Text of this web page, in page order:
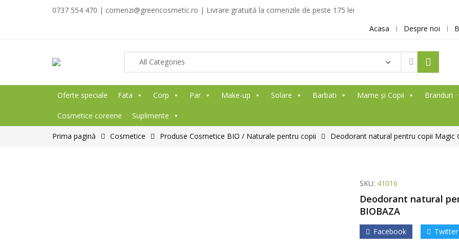
0737 554 470 | comenzi@greencosmetic.ro | Livrare gratuită la comenzile de peste 175 lei
Acasa
Despre noi
Products
Oferte speciale Fata Corp Par Make-up Solare Barbati Mame și Copii Branduri
Cosmetice coreene Suplimente
Prima pagină Cosmetice Produse Cosmetice BIO / Naturale pentru copii Deodorant natural pentru copii Magic
SKU: 41016
Deodorant natural
BIOBAZA
Facebook Twitter